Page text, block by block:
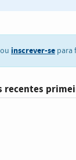
ou inscrever-se para
recentes